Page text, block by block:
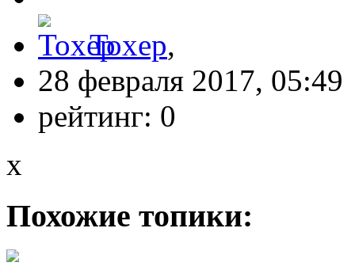
Toxep,
28 февраля 2017, 05:49
рейтинг: 0
x
Похожие топики: